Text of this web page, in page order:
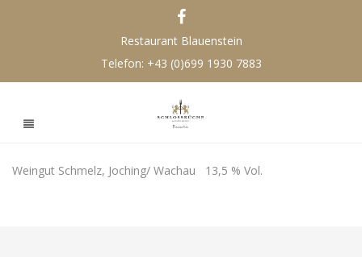
Restaurant Blauenstein
Telefon: +43 (0)699 1930 7883
Weingut Schmelz, Joching/ Wachau 13,5 % Vol.